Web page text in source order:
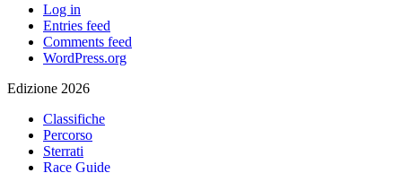
Log in
Entries feed
Comments feed
WordPress.org
Edizione 2026
Classifiche
Percorso
Sterrati
Race Guide